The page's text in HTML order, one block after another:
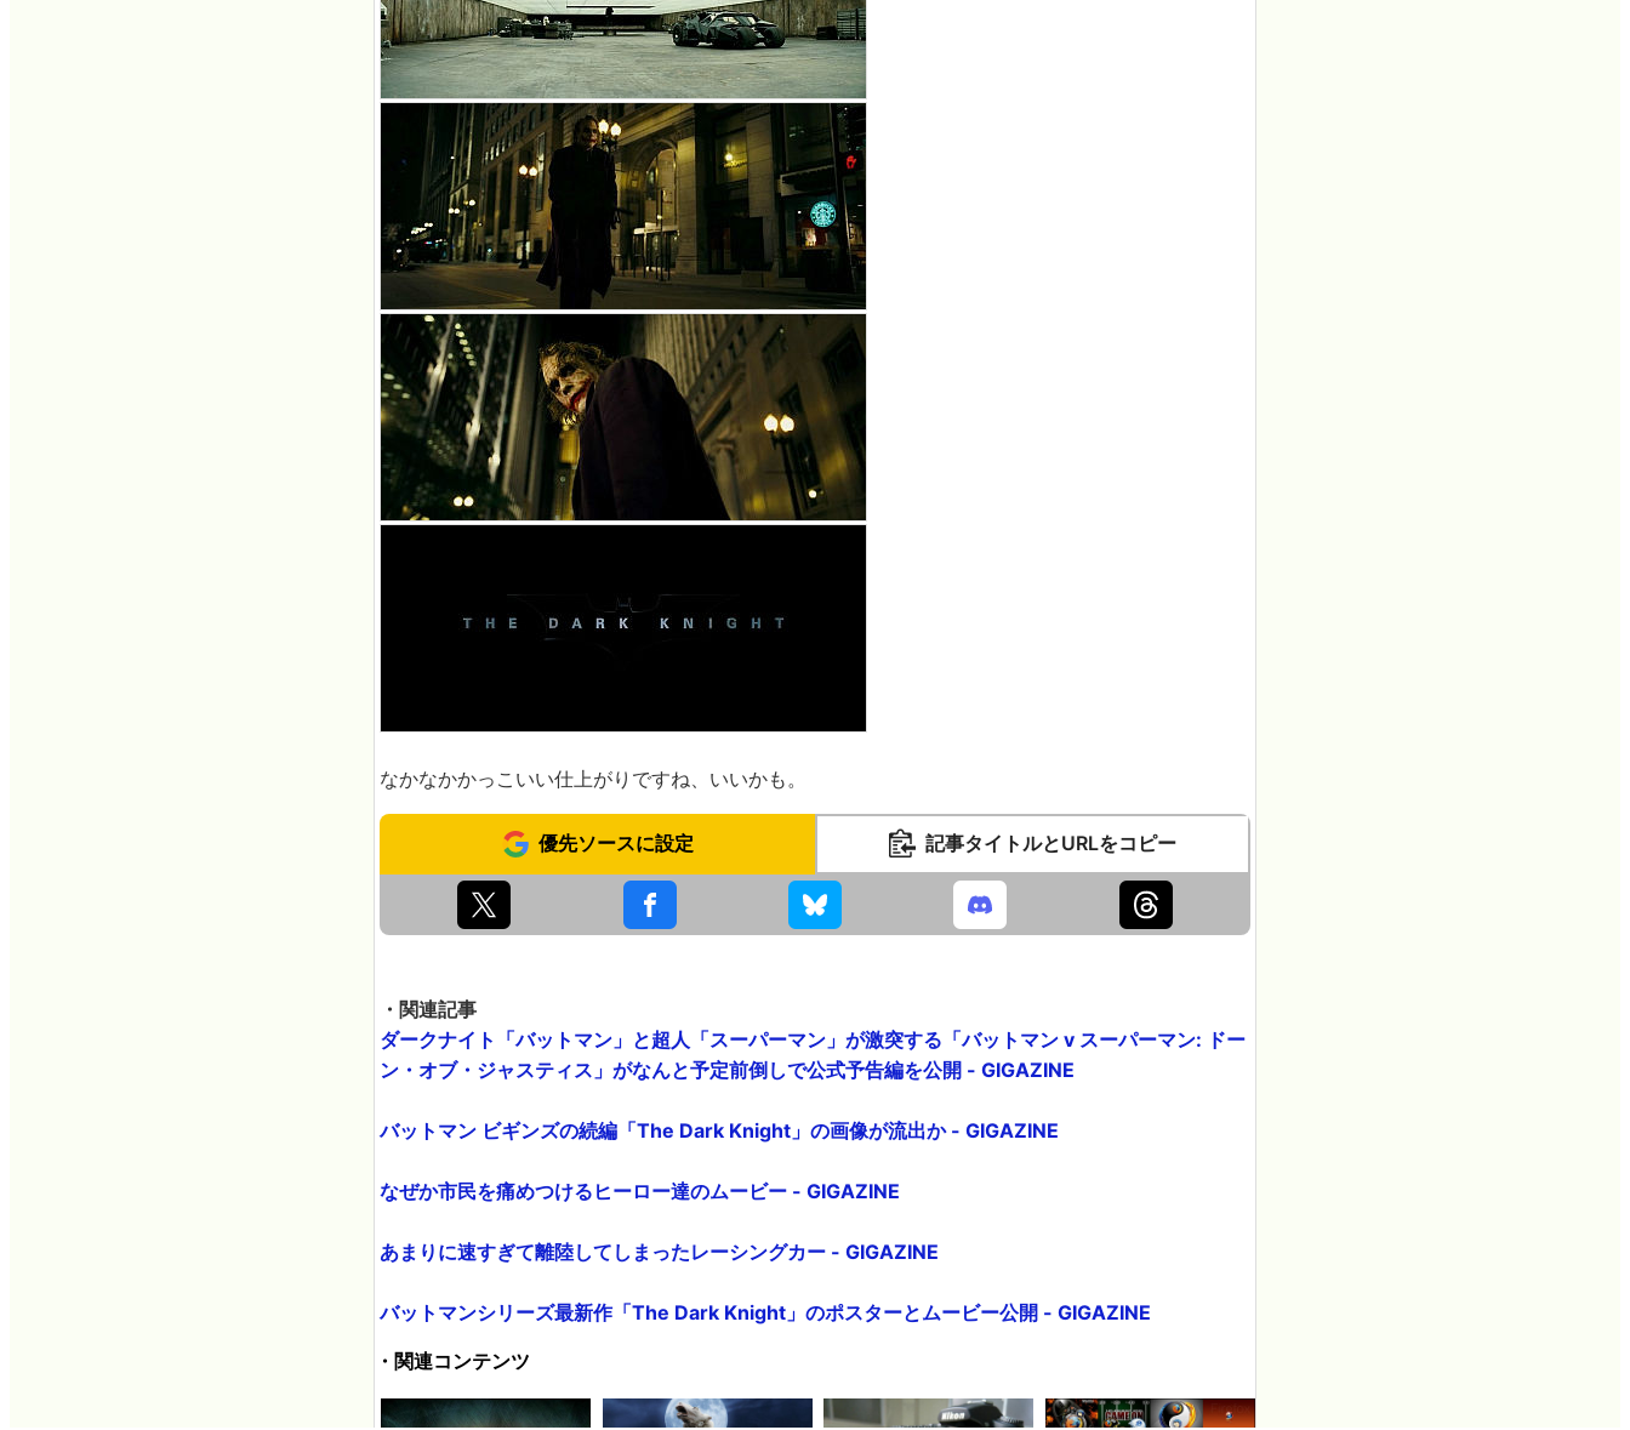
なかなかかっこいい仕上がりですね、いいかも。
優先ソースに設定 記事タイトルとURLをコピー
・関連記事
ダークナイト「バットマン」と超人「スーパーマン」が激突する「バットマン v スーパーマン: ドー
ン・オブ・ジャスティス」がなんと予定前倒しで公式予告編を公開 - GIGAZINE
バットマン ビギンズの続編「The Dark Knight」の画像が流出か - GIGAZINE
なぜか市民を痛めつけるヒーロー達のムービー - GIGAZINE
あまりに速すぎて離陸してしまったレーシングカー - GIGAZINE
バットマンシリーズ最新作「The Dark Knight」のポスターとムービー公開 - GIGAZINE
・関連コンテンツ